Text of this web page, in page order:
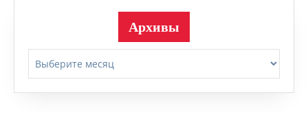
Архивы